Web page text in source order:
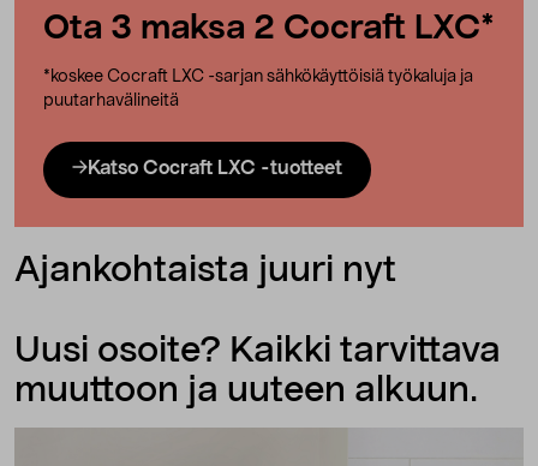
Ota 3 maksa 2 Cocraft LXC*
*koskee Cocraft LXC -sarjan sähkökäyttöisiä työkaluja ja
puutarhavälineitä
Katso Cocraft LXC -tuotteet
Ajankohtaista juuri nyt
Uusi osoite? Kaikki tarvittava
muuttoon ja uuteen alkuun.